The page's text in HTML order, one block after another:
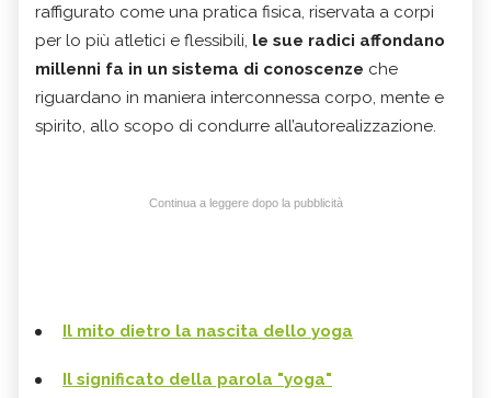
raffigurato come una pratica fisica, riservata a corpi
per lo più atletici e flessibili, le sue radici affondano
millenni fa in un sistema di conoscenze che
riguardano in maniera interconnessa corpo, mente e
spirito, allo scopo di condurre all’autorealizzazione.
Continua a leggere dopo la pubblicità
Il mito dietro la nascita dello yoga
Il significato della parola "yoga"